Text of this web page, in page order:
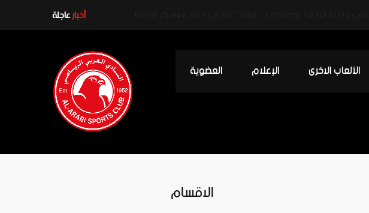
أخبارعاجلة
الألعاب الاخرى الإعلام العضوية
الاقسام